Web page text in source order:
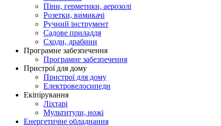
Піни, герметики, аерозолі
Розетки, вимикачі
Ручний інструмент
Садове приладдя
Сходи, драбини
Програмне забезпечення
Програмне забезпечення
Пристрої для дому
Пристрої для дому
Електровелосипеди
Екіпірування
Ліхтарі
Мультитули, ножі
Енергетичне обладнання